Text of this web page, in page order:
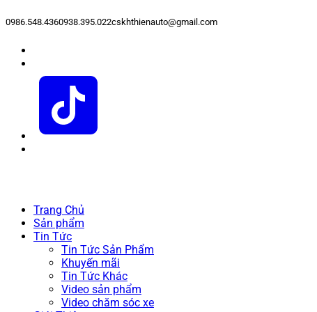
0986.548.4360938.395.022cskhthienauto@gmail.com
Trang Chủ
Sản phẩm
Tin Tức
Tin Tức Sản Phẩm
Khuyến mãi
Tin Tức Khác
Video sản phẩm
Video chăm sóc xe